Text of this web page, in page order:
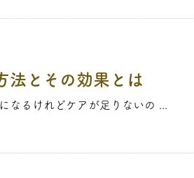
法とその効果とは
なるけれどケアが足りないの ...